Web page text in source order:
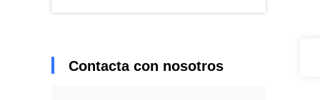
Contacta con nosotros